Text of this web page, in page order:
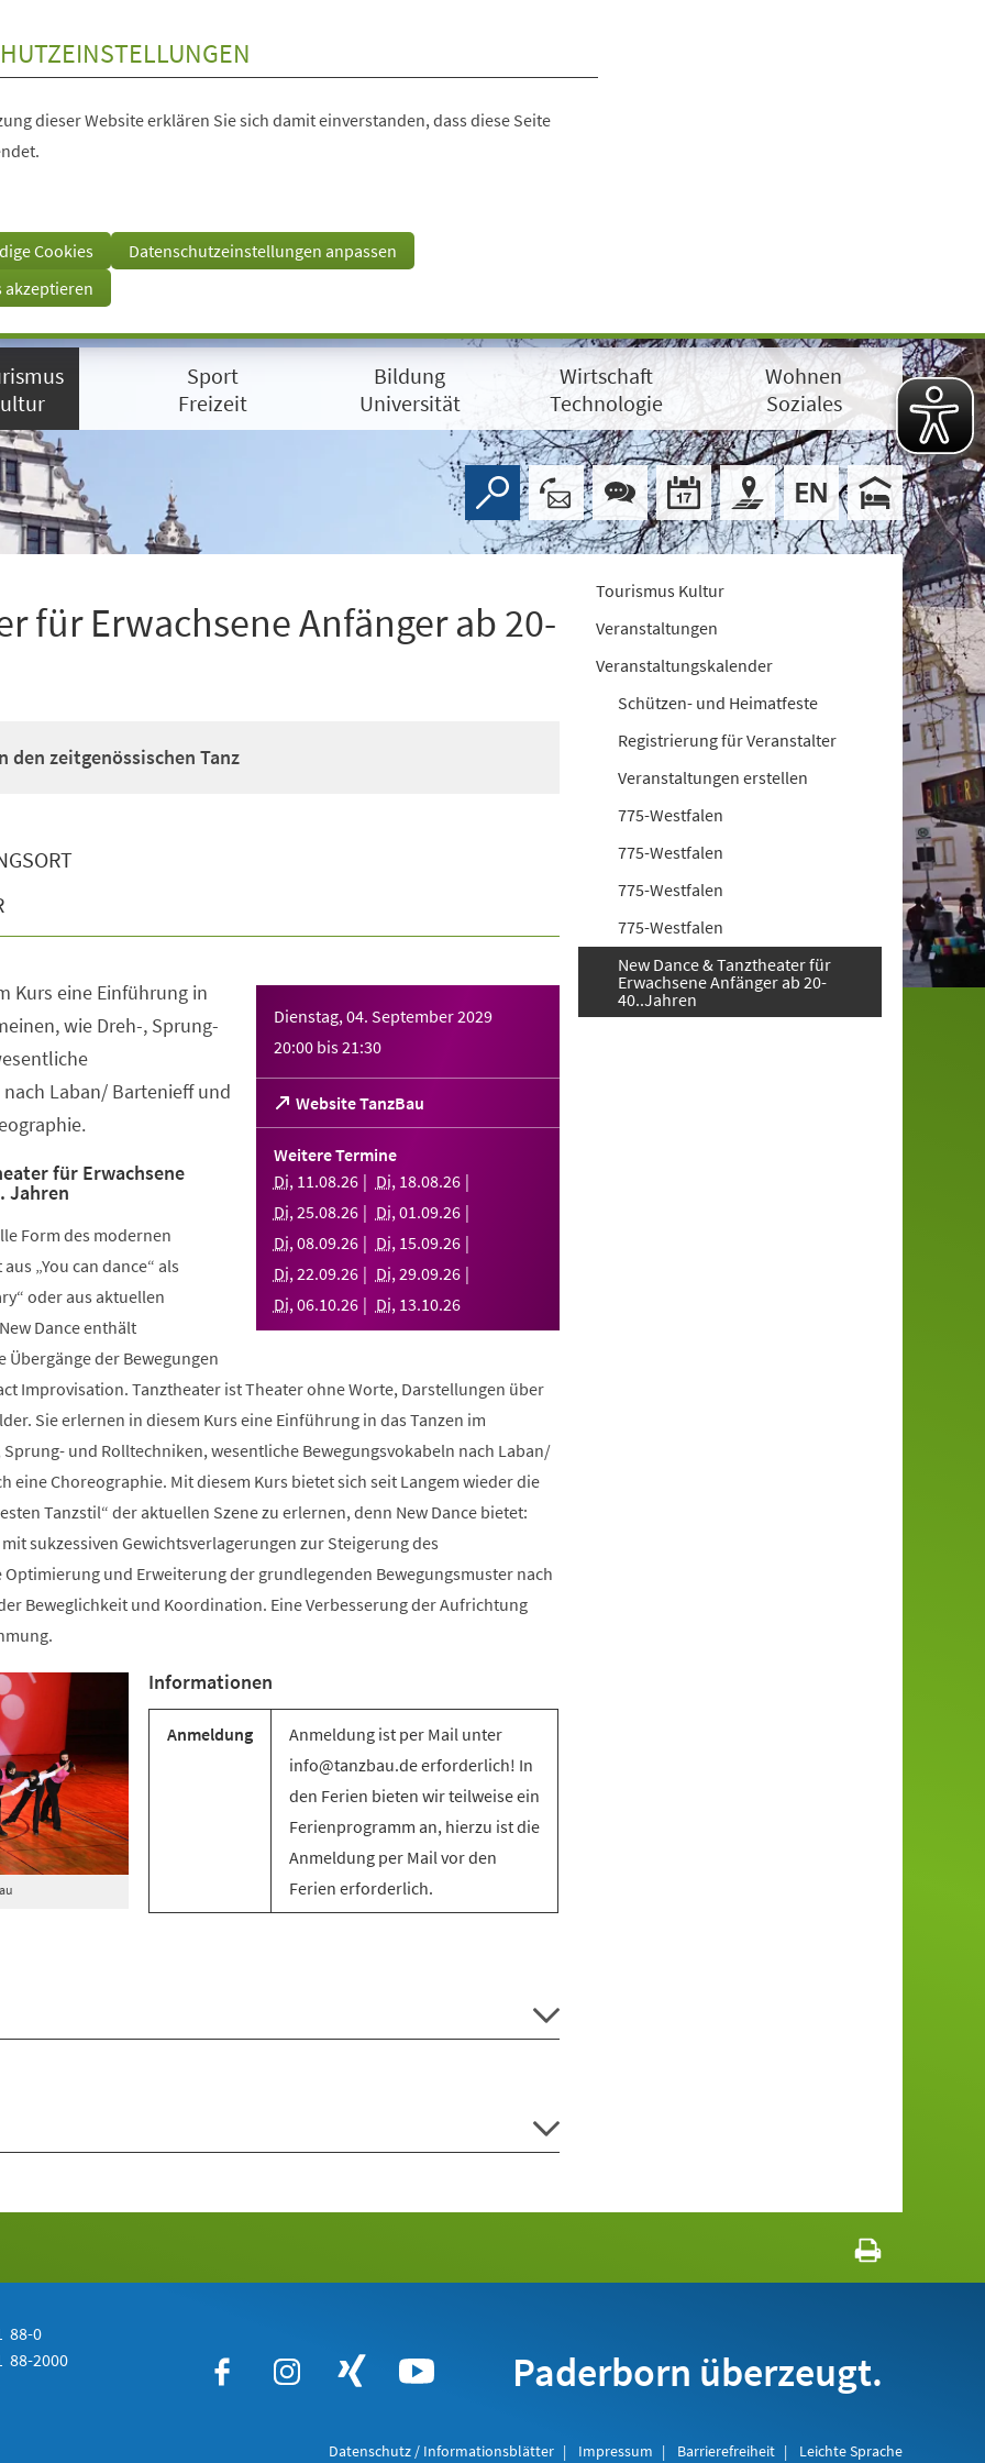
dieser Website erklären Sie sich damit einverstanden, dass diese Seite
Cookies
Datenschutzeinstellungen anpassen
akzeptieren
Sport
Freizeit
Bildung
Universität
Wirtschaft
Technologie
Wohnen
Soziales
für Erwachsene Anfänger ab 20-
den zeitgenössischen Tanz
Dienstag, 04. September 2029
20:00 bis21:30
Website TanzBau
(Öffnet
in
einem
neuen
Tab)
Weitere Termine
Di, 11.08.26 Di, 18.08.26
Di,25.08.26 Di,01.09.26
Di,08.09.26 Di, 15.09.26
Di,22.09.26 Di,29.09.26
Di,06.10.26 Di, 13.10.26
Kurs eine Einführung in
wie Dreh-, Sprung-
Laban/ Bartenieff und
für Erwachsene
Jahren
Form des modernen
„You can dance“ als
oder aus aktuellen
Dance enthält
der Bewegungen
Improvisation. Tanztheater ist Theater ohne Worte, Darstellungen über
Sie erlernen in diesem Kurs eine Einführung in das Tanzen im
und Rolltechniken, wesentliche Bewegungsvokabeln nach Laban/
eine Choreographie. Mit diesem Kurs bietet sich seit Langem wieder die
Tanzstil“ der aktuellen Szene zu erlernen, denn New Dance bietet:
sukzessiven Gewichtsverlagerungen zur Steigerung des
Optimierung und Erweiterung der grundlegenden Bewegungsmuster nach
Beweglichkeit und Koordination. Eine Verbesserung der Aufrichtung
Informationen
Anmeldung
Anmeldung ist per Mail unter
info@tanzbau.de erforderlich! In
den Ferien bieten wir teilweise ein
Ferienprogramm an, hierzu ist die
Anmeldung per Mail vor den
Ferien erforderlich.
Tourismus Kultur
Veranstaltungen
Veranstaltungskalender
Schützen- und Heimatfeste
Registrierung für Veranstalter
Veranstaltungen erstellen
775-Westfalen
775-Westfalen
775-Westfalen
775-Westfalen
New Dance & Tanztheater für
Erwachsene Anfänger ab 20-
40..Jahren
88-0
88-2000 Paderborn überzeugt.
Datenschutz / Informationsblätter Impressum Barrierefreiheit Leichte Sprache